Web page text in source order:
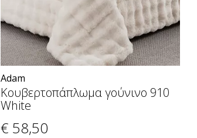
Adam
Κουβερτοπάπλωμα γούνινο 910
White
€ 58,50